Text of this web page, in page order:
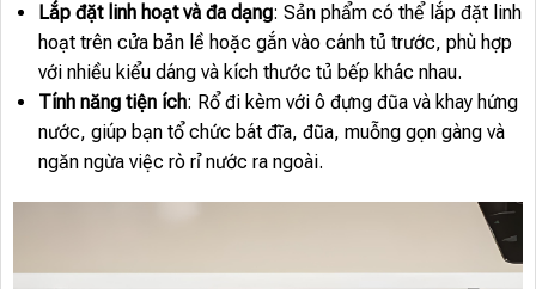
Lắp đặt linh hoạt và đa dạng: Sản phẩm có thể lắp đặt linh
hoạt trên cửa bản lề hoặc gắn vào cánh tủ trước, phù hợp
với nhiều kiểu dáng và kích thước tủ bếp khác nhau.
Tính năng tiện ích: Rổ đi kèm với ô đựng đũa và khay hứng
nước, giúp bạn tổ chức bát đĩa, đũa, muỗng gọn gàng và
ngăn ngừa việc rò rỉ nước ra ngoài.